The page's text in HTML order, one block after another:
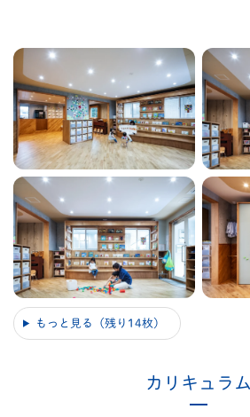
もっと見る（残り14枚）
カリキュラム